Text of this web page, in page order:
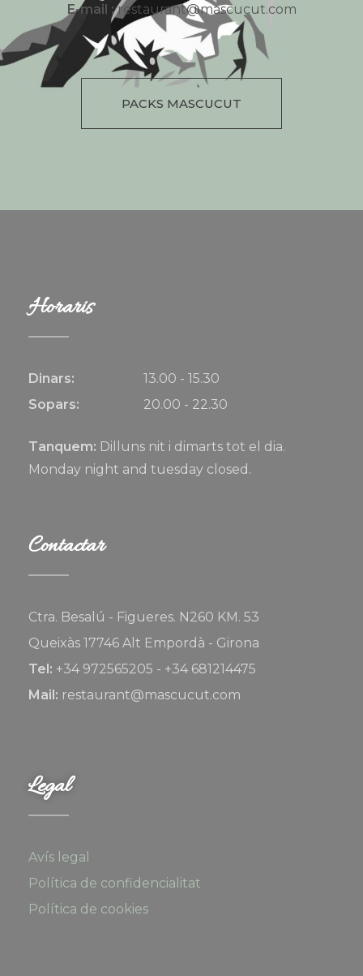
E-mail :restaurant@mascucut.com
PACKS MASCUCUT
Horaris
Dinars:
13.00 - 15.30
Sopars:
20.00 - 22.30
Tanquem: Dilluns nit i dimarts tot el dia.
Monday night and tuesday closed.
Contactar
Ctra. Besalú - Figueres. N260 KM. 53
Queixàs 17746 Alt Empordà - Girona
Tel: +34 972565205 - +34 681214475
Mail: restaurant@mascucut.com
Legal
Avís legal
Política de confidencialitat
Política de cookies